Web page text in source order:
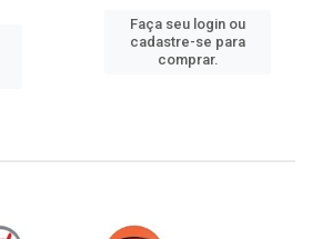
Faça seu login ou
cadastre-se para
comprar.